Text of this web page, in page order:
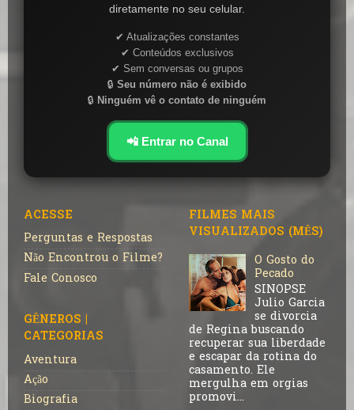
diretamente no seu celular.
✔ Atualizações constantes
✔ Conteúdos exclusivos
✔ Sem conversas ou grupos
🔒 Seu número não é exibido
🔒 Ninguém vê o contato de ninguém
📲 Entrar no Canal
ACESSE
Perguntas e Respostas
Não Encontrou o Filme?
Fale Conosco
GÊNEROS |
CATEGORIAS
Aventura
Ação
Biografia
FILMES MAIS
VISUALIZADOS (MÊS)
O Gosto do
Pecado
SINOPSE
Julio Garcia
se divorcia
de Regina buscando
recuperar sua liberdade
e escapar da rotina do
casamento. Ele
mergulha em orgias
promovi...